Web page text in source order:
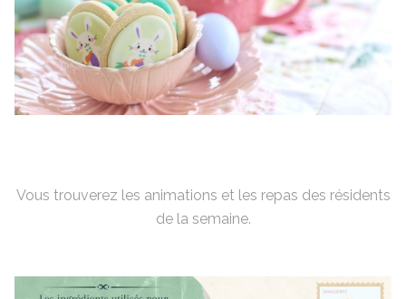
Vous trouverez les animations et les repas des résidents
de la semaine.